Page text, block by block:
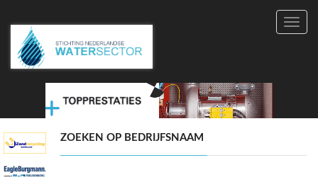
ZOEKEN OP BEDRIJFSNAAM